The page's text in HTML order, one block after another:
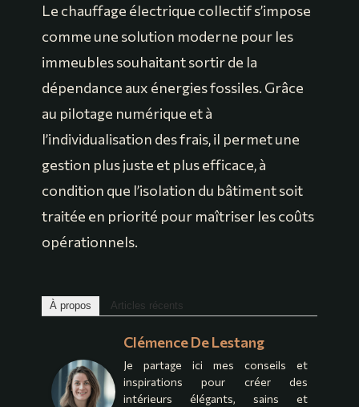
Le chauffage électrique collectif s’impose
comme une solution moderne pour les
immeubles souhaitant sortir de la
dépendance aux énergies fossiles. Grâce
au pilotage numérique et à
l’individualisation des frais, il permet une
gestion plus juste et plus efficace, à
condition que l’isolation du bâtiment soit
traitée en priorité pour maîtriser les coûts
opérationnels.
À propos Articles récents
Clémence De Lestang
Je partage ici mes conseils et
inspirations pour créer des
intérieurs élégants, sains et